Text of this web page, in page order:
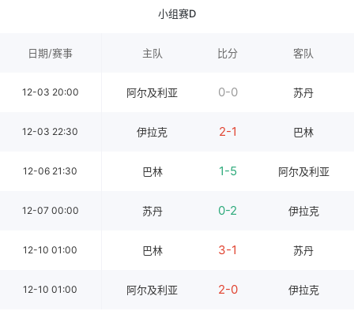
小组赛D
日期/赛事 主队 比分 客队
12-03 20:00 阿尔及利亚 0-0 苏丹
12-03 22:30 伊拉克 2-1 巴林
12-06 21:30 巴林 1-5 阿尔及利亚
12-07 00:00 苏丹 0-2 伊拉克
12-10 01:00 巴林 3-1 苏丹
12-10 01:00 阿尔及利亚 2-0 伊拉克